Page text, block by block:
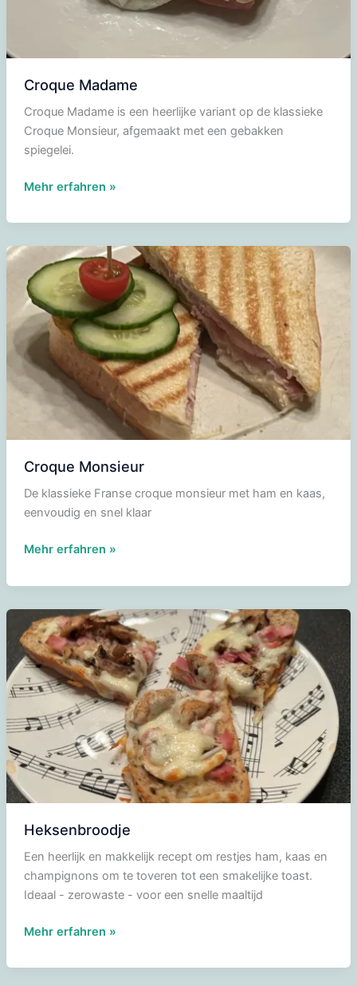
Croque Madame
Croque Madame is een heerlijke variant op de klassieke
Croque Monsieur, afgemaakt met een gebakken
spiegelei.
Croque
Mehr erfahren »
Croque Monsieur
De klassieke Franse croque monsieur met ham en kaas,
eenvoudig en snel klaar
Croque
Mehr erfahren »
Heksenbroodje
Een heerlijk en makkelijk recept om restjes ham, kaas en
champignons om te toveren tot een smakelijke toast.
Ideaal - zerowaste - voor een snelle maaltijd
Heksenbroodje
Mehr erfahren »